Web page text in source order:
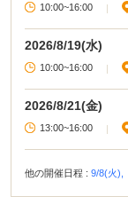
10:00~16:00 |
2026/8/19(水)
10:00~16:00 |
2026/8/21(金)
13:00~16:00 |
他の開催日程 : 9/8(火),